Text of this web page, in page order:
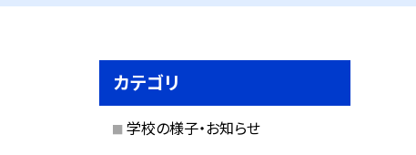
カテゴリ
学校の様子・お知らせ